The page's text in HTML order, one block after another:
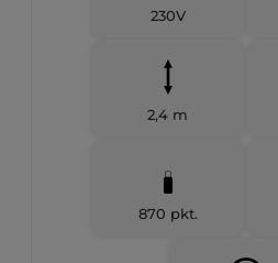
230V
2,4 m
870 pkt.